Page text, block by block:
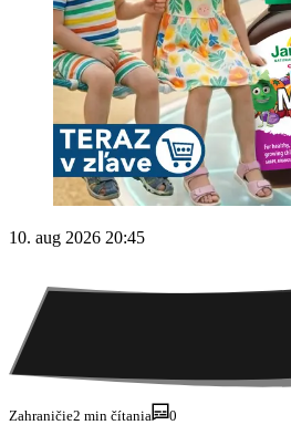
10. aug 2026 20:45
Zahraničie2 min čítania 0